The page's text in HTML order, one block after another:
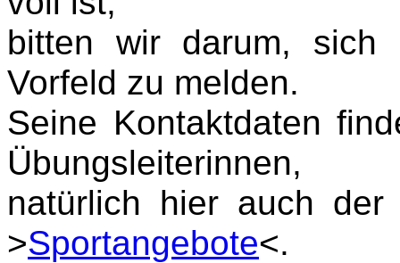
bitten wir darum, sich
Vorfeld zu melden.
Seine Kontaktdaten
Übungsleiterinnen,
natürlich hier auch
>Sportangebote<.